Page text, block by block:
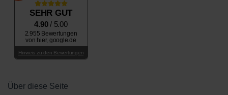
SEHR GUT
4.90/ 5.00
2.955 Bewertungen
von hier, google.de
Hinweis zu den Bewertungen
Über diese Seite